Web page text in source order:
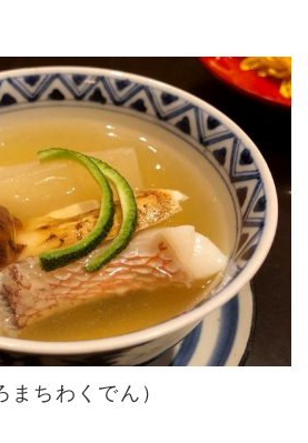
ちわくでん）